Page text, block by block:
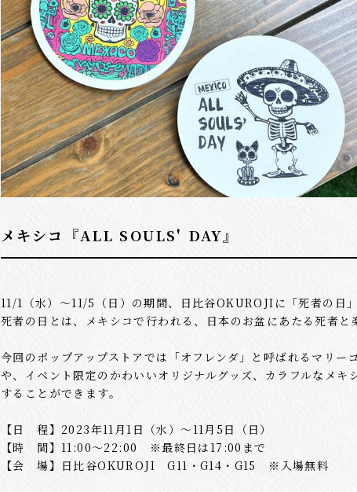
メキシコ『ALL SOULS' DAY』
11/1（水）～11/5（日）の期間、日比谷OKUROJIに「死者の日
死者の日とは、メキシコで行われる、日本のお盆にあたる死者と
今回のポップアップストアでは「オフレンダ」と呼ばれるマリ
や、イベント限定のかわいいオリジナルグッズ、カラフルなメ
することができます。
【日 程】2023年11月1日（水）～11月5日（日）
【時 間】11:00～22:00 ※最終日は17:00まで
【会 場】日比谷OKUROJI G11・G14・G15 ※入場無料